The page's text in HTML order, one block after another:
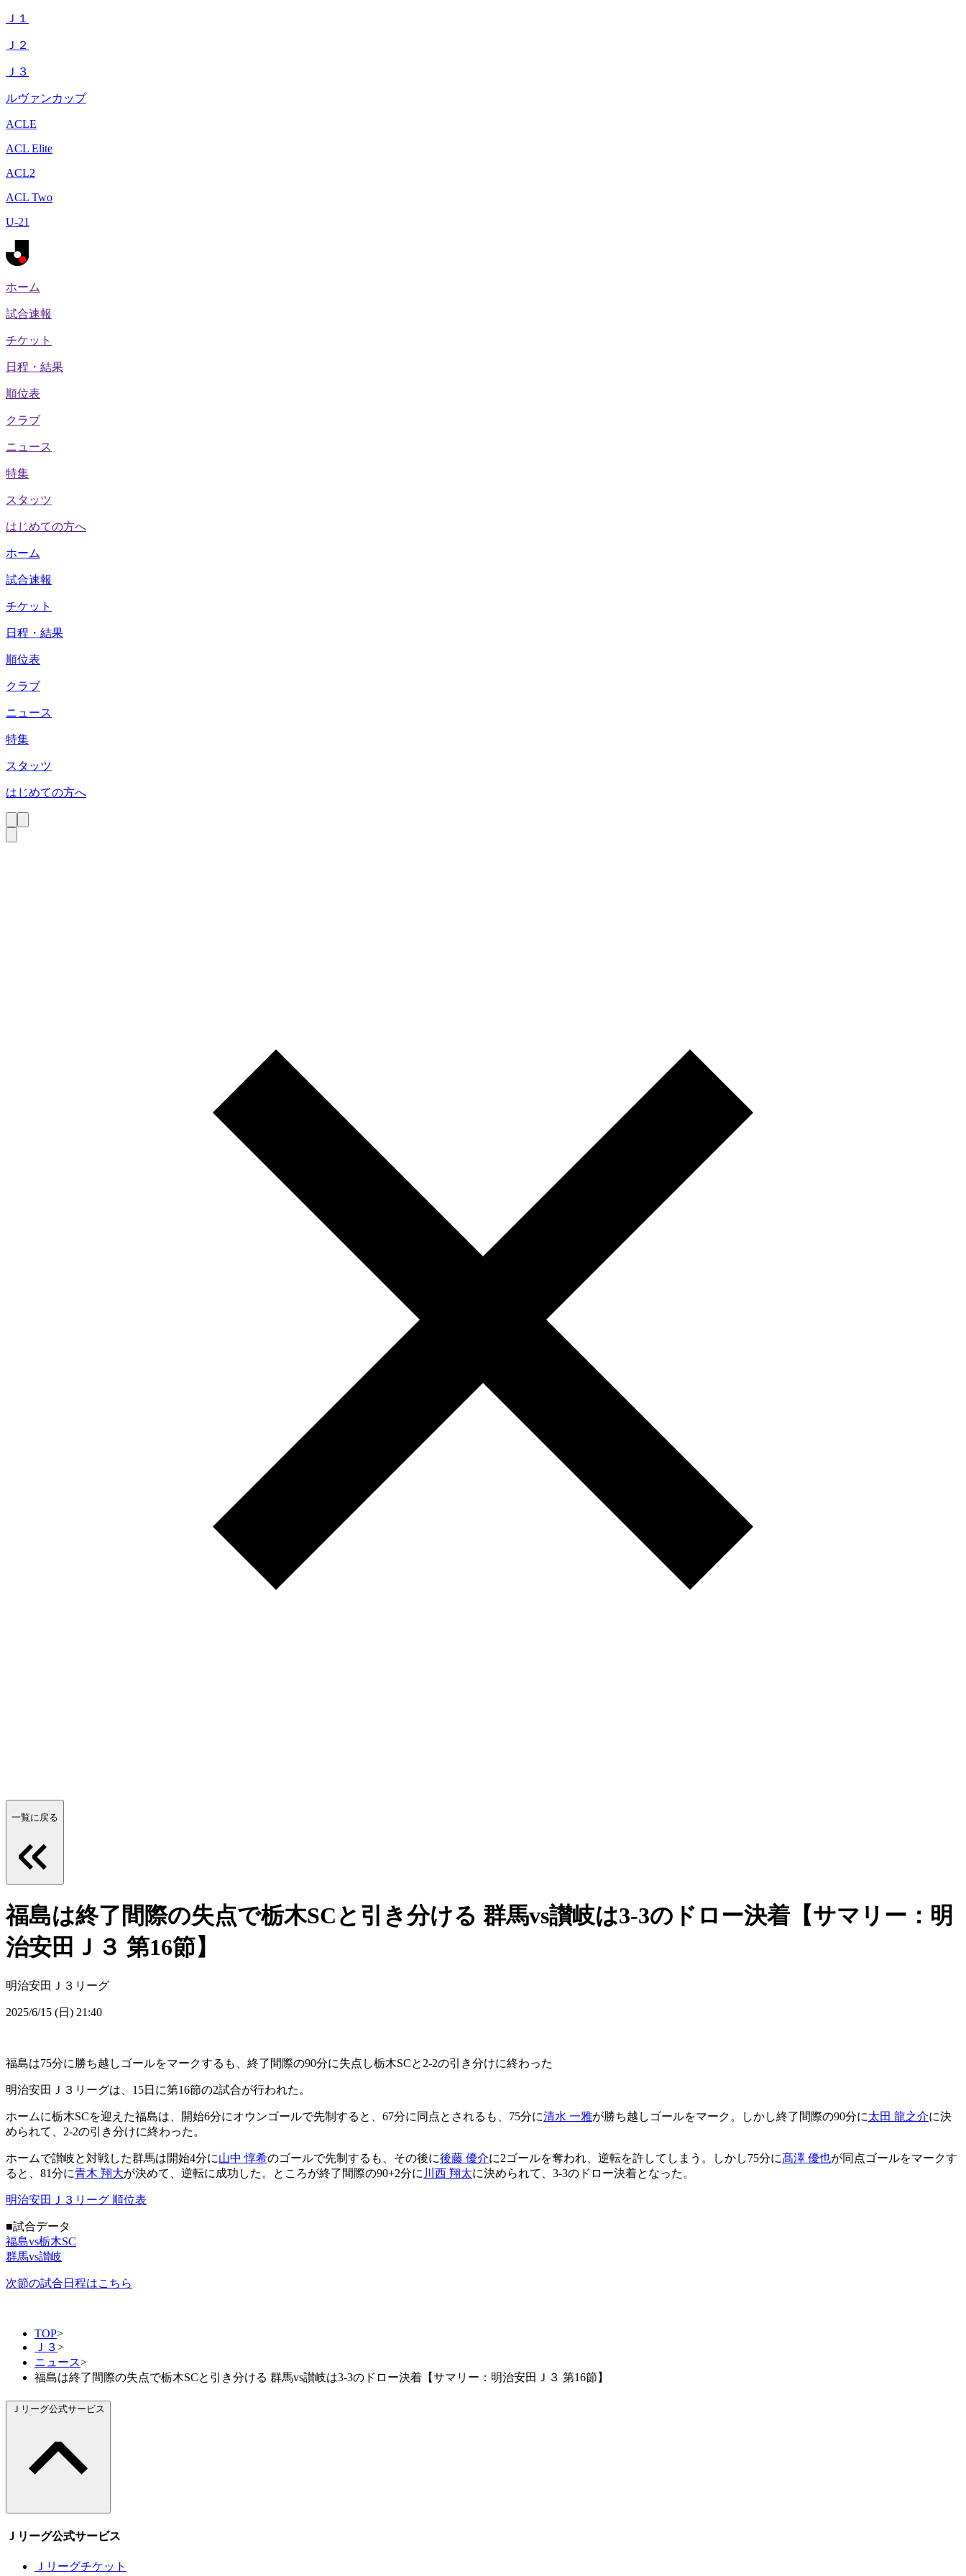
Ｊ１
Ｊ２
Ｊ３
ルヴァンカップ
ACLE
ACL Elite
ACL2
ACL Two
U-21
ホーム
試合速報
チケット
日程・結果
順位表
クラブ
ニュース
特集
スタッツ
はじめての方へ
ホーム
試合速報
チケット
日程・結果
順位表
クラブ
ニュース
特集
スタッツ
はじめての方へ
一覧に戻る
福島は終了間際の失点で栃木SCと引き分ける 群馬vs讃岐は3-3のドロー決着【サマリー：明
治安田Ｊ３ 第16節】
明治安田Ｊ３リーグ
2025/6/15 (日) 21:40
福島は75分に勝ち越しゴールをマークするも、終了間際の90分に失点し栃木SCと2-2の引き分けに終わった
明治安田Ｊ３リーグは、15日に第16節の2試合が行われた。
ホームに栃木SCを迎えた福島は、開始6分にオウンゴールで先制すると、67分に同点とされるも、75分に清水 一雅が勝ち越しゴールをマーク。しかし終了間際の90分に太田 龍之介に決
められて、2-2の引き分けに終わった。
ホームで讃岐と対戦した群馬は開始4分に山中 惇希のゴールで先制するも、その後に後藤 優介に2ゴールを奪われ、逆転を許してしまう。しかし75分に髙澤 優也が同点ゴールをマークす
ると、81分に青木 翔大が決めて、逆転に成功した。ところが終了間際の90+2分に 川西 翔太に決められて、3-3のドロー決着となった。
明治安田Ｊ３リーグ 順位表
■試合データ
福島vs栃木SC
群馬vs讃岐
次節の試合日程はこちら
TOP>
Ｊ３>
ニュース>
福島は終了間際の失点で栃木SCと引き分ける 群馬vs讃岐は3-3のドロー決着【サマリー：明治安田Ｊ３ 第16節】
Ｊリーグ公式サービス
Ｊリーグ公式サービス
Ｊリーグチケット